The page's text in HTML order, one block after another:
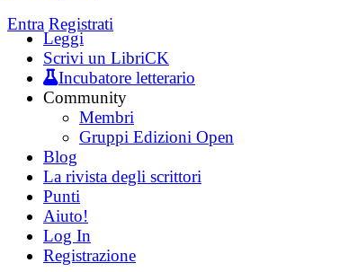
Entra Registrati
Leggi
Scrivi un LibriCK
Incubatore letterario
Community
Membri
Gruppi Edizioni Open
Blog
La rivista degli scrittori
Punti
Aiuto!
Log In
Registrazione